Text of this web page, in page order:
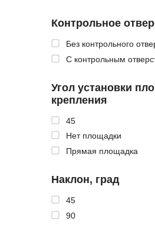
Контрольное
Без контрольного
С контрольным
Угол установки
крепления
45
Нет площадки
Прямая площадка
Наклон, град
45
90